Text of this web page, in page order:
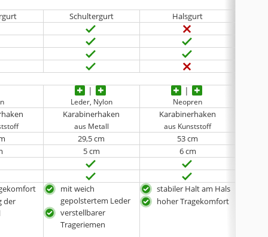
Schultergurt Halsgurt
Leder, Nylon Neopren
Karabinerhaken
aus Metall
Karabinerhaken
aus Kunststoff
29,5 cm 53 cm
5 cm 6 cm
der
mit weich
gepolstertem Leder
verstellbarer
Trageriemen
stabiler Halt am Hals
hoher Tragekomfort